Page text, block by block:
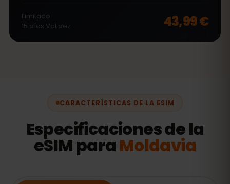
Ilimitado
15 días Validez 43,99 €
CARACTERÍSTICAS DE LA ESIM
Especificaciones de la
eSIM para Moldavia